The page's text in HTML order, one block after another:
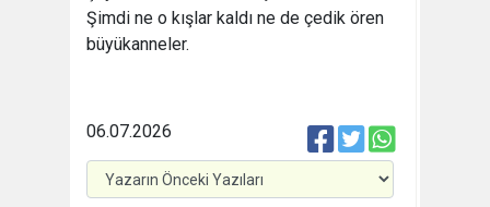
Şimdi ne o kışlar kaldı ne de çedik ören
büyükanneler.
06.07.2026